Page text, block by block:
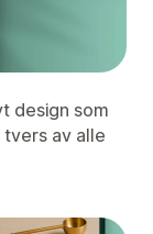
design som
av alle